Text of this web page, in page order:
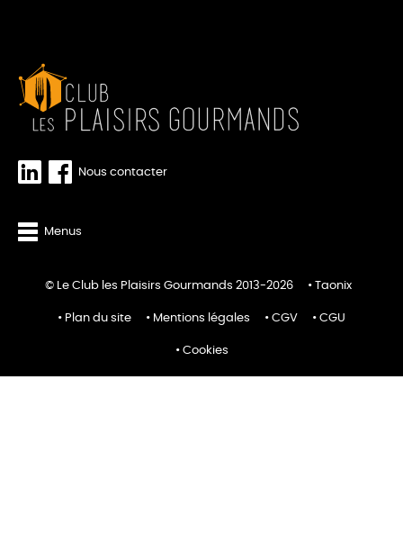
Nous contacter
Menus
© Le Club les Plaisirs Gourmands 2013-2026 Taonix
Plan du site Mentions légales CGV CGU
Cookies